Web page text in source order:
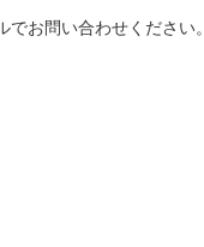
お問い合わせください。